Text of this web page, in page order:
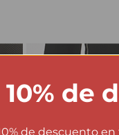
de
de descuento